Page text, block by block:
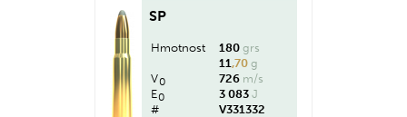
SP
Hmotnost 180 grs
11 ,70 g
V0 726 m/s
E0 3 083 J
#
V331332